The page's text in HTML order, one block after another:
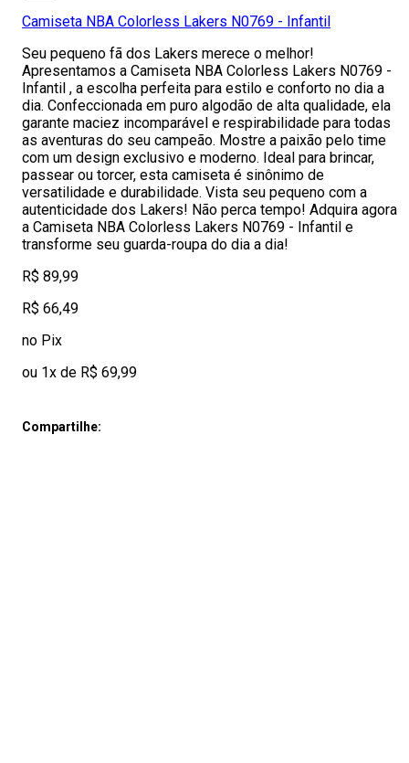
Camiseta NBA Colorless Lakers N0769 - Infantil
Seu pequeno fã dos Lakers merece o melhor!
Apresentamos a Camiseta NBA Colorless Lakers N0769 -
Infantil , a escolha perfeita para estilo e conforto no dia a
dia. Confeccionada em puro algodão de alta qualidade, ela
garante maciez incomparável e respirabilidade para todas
as aventuras do seu campeão. Mostre a paixão pelo time
com um design exclusivo e moderno. Ideal para brincar,
passear ou torcer, esta camiseta é sinônimo de
versatilidade e durabilidade. Vista seu pequeno com a
autenticidade dos Lakers! Não perca tempo! Adquira agora
a Camiseta NBA Colorless Lakers N0769 - Infantil e
transforme seu guarda-roupa do dia a dia!
R$ 89,99
R$ 66,49
no Pix
ou 1x de R$ 69,99
Compartilhe: